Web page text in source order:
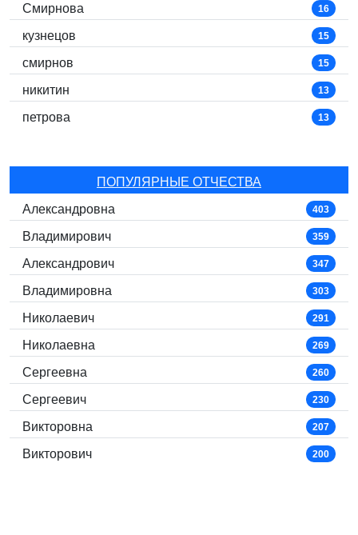
Смирнова 16
кузнецов 15
смирнов 15
никитин 13
петрова 13
ПОПУЛЯРНЫЕ ОТЧЕСТВА
Александровна
403
Владимирович 359
Александрович 347
Владимировна 303
Николаевич 291
Николаевна 269
Сергеевна 260
Сергеевич 230
Викторовна 207
Викторович 200